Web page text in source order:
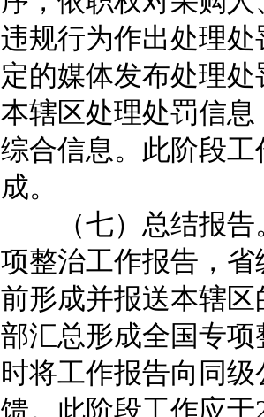
违规行为作出处理
定的媒体发布处理
本辖区处理处罚信
综合信息。此阶段工
成。
（七）总结报告
项整治工作报告，省
前形成并报送本辖
部汇总形成全国专
时将工作报告向同
馈。此阶段工作应于